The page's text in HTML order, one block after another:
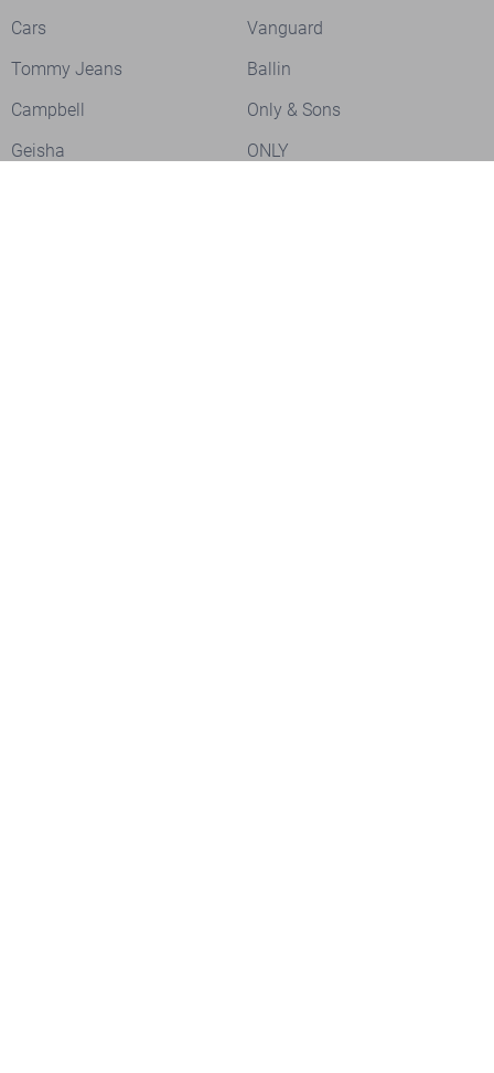
Cars
Vanguard
Tommy Jeans
Ballin
Campbell
Only & Sons
Geisha
ONLY